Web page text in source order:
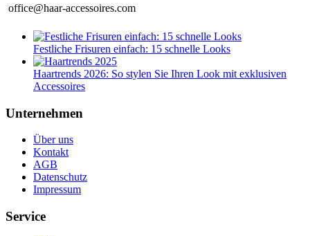
office@haar-accessoires.com
Festliche Frisuren einfach: 15 schnelle Looks
Haartrends 2026: So stylen Sie Ihren Look mit exklusiven
Accessoires
Unternehmen
Über uns
Kontakt
AGB
Datenschutz
Impressum
Service